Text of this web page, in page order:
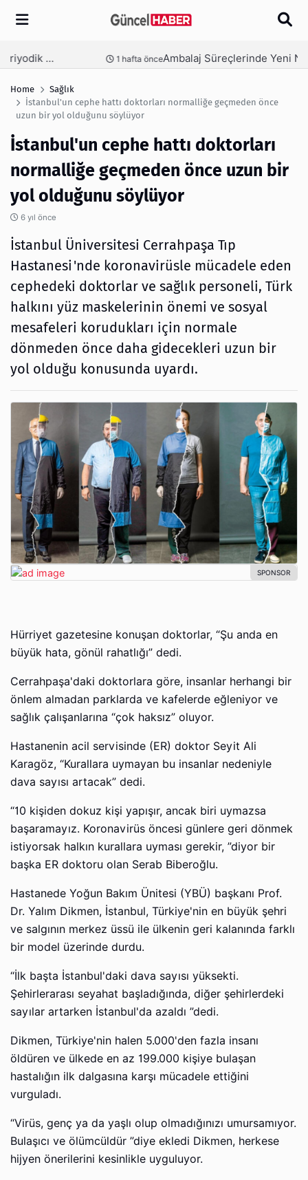
Arama
Ambalaj Süreçlerinde Yeni Nesil Verimliliği Olimpack ile Yakalayın 3 hafta önce
Home
Sağlık
İstanbul'un cephe hattı doktorları normalliğe geçmeden önce
uzun bir yol olduğunu söylüyor
İstanbul'un cephe hattı doktorları
normalliğe geçmeden önce uzun bir
yol olduğunu söylüyor
6 yıl önce
İstanbul Üniversitesi Cerrahpaşa Tıp
Hastanesi'nde koronavirüsle mücadele eden
cephedeki doktorlar ve sağlık personeli, Türk
halkını yüz maskelerinin önemi ve sosyal
mesafeleri korudukları için normale
dönmeden önce daha gidecekleri uzun bir
yol olduğu konusunda uyardı.
Hürriyet gazetesine konuşan doktorlar, “Şu anda en
büyük hata, gönül rahatlığı” dedi.
Cerrahpaşa'daki doktorlara göre, insanlar herhangi bir
önlem almadan parklarda ve kafelerde eğleniyor ve
sağlık çalışanlarına “çok haksız” oluyor.
Hastanenin acil servisinde (ER) doktor Seyit Ali
Karagöz, “Kurallara uymayan bu insanlar nedeniyle
dava sayısı artacak” dedi.
“10 kişiden dokuz kişi yapışır, ancak biri uymazsa
başaramayız. Koronavirüs öncesi günlere geri dönmek
istiyorsak halkın kurallara uyması gerekir, ”diyor bir
başka ER doktoru olan Serab Biberoğlu.
Hastanede Yoğun Bakım Ünitesi (YBÜ) başkanı Prof.
Dr. Yalım Dikmen, İstanbul, Türkiye'nin en büyük şehri
ve salgının merkez üssü ile ülkenin geri kalanında farklı
bir model üzerinde durdu.
“İlk başta İstanbul'daki dava sayısı yüksekti.
Şehirlerarası seyahat başladığında, diğer şehirlerdeki
sayılar artarken İstanbul'da azaldı ”dedi.
Dikmen, Türkiye'nin halen 5.000'den fazla insanı
öldüren ve ülkede en az 199.000 kişiye bulaşan
hastalığın ilk dalgasına karşı mücadele ettiğini
vurguladı.
“Virüs, genç ya da yaşlı olup olmadığınızı umursamıyor.
Bulaşıcı ve ölümcüldür ”diye ekledi Dikmen, herkese
hijyen önerilerini kesinlikle uyguluyor.